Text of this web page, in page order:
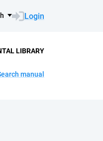
Login
LIBRARY
manual